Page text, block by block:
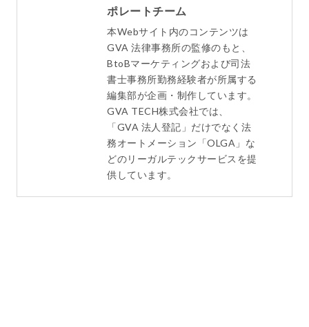
ポレートチーム
本Webサイト内のコンテンツは
GVA 法律事務所の監修のもと、
BtoBマーケティングおよび司法
書士事務所勤務経験者が所属する
編集部が企画・制作しています。
GVA TECH株式会社では、
「GVA 法人登記」だけでなく法
務オートメーション「OLGA」な
どのリーガルテックサービスを提
供しています。